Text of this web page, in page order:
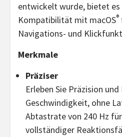
entwickelt wurde, bietet
Kompatibilität mit macOS®
Navigations- und
Merkmale
Präziser
Erleben Sie Präzision
Geschwindigkeit, ohne
Abtastrate von 240 Hz
vollständiger